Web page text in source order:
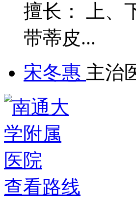
擅长： 上、
带蒂皮...
宋冬惠 主治
查看路线